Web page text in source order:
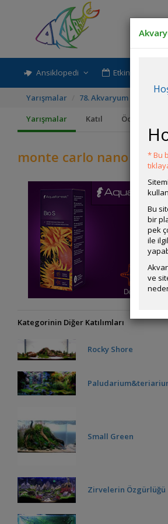
Ansiklopedi Etkinlik-
Yarışmalar 78. Akvaryum ve
Yarışmalar
Katıl Ödüller
monte carlo nano tank
Kategorinin Diğer Katılımları
Rocky Shore
Small Green
Zirvelerin Özgürlüğü
* Bu
Bu
bir
pek
ile
ve